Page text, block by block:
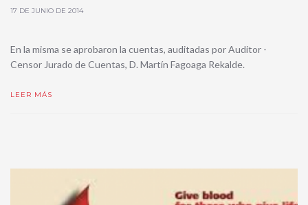
17 DE JUNIO DE 2014
En la misma se aprobaron la cuentas, auditadas por Auditor -
Censor Jurado de Cuentas, D. Martín Fagoaga Rekalde.
LEER MÁS